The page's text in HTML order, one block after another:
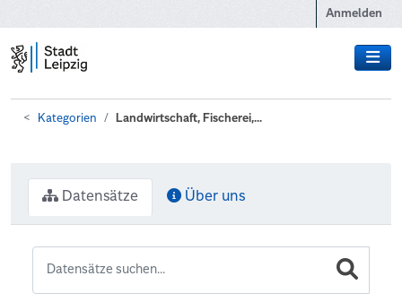
Anmelden
Kategorien Landwirtschaft, Fischerei,...
Datensätze Über uns